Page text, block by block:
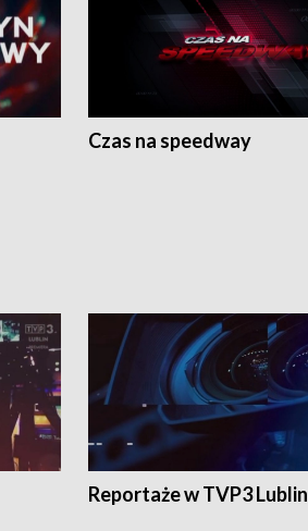
Czas na speedway
Reportaże w TVP3 Lublin